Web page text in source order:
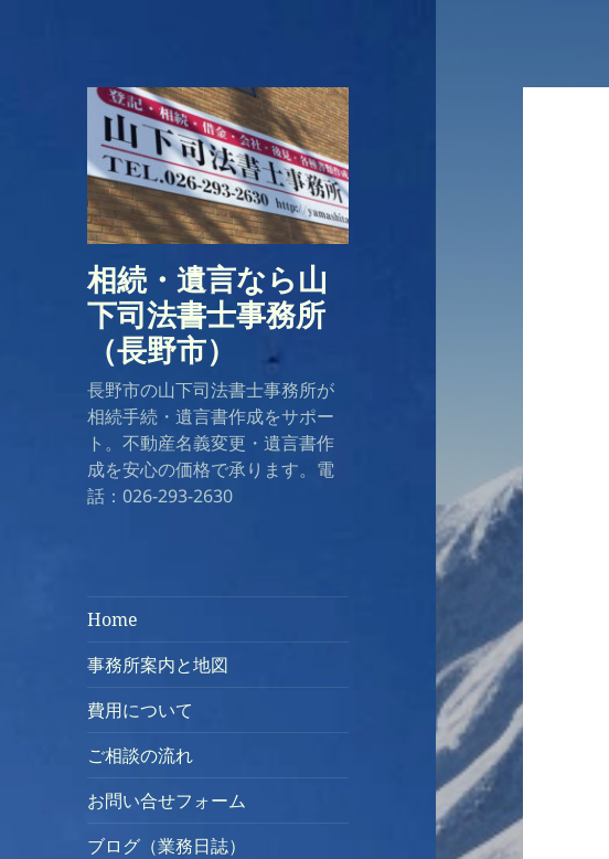
相続・遺言なら山
下司法書士事務所
（長野市）
長野市の山下司法書士事務所が
相続手続・遺言書作成をサポー
ト。不動産名義変更・遺言書作
成を安心の価格で承ります。電
話：026-293-2630
Home
事務所案内と地図
費用について
ご相談の流れ
お問い合せフォーム
ブログ（業務日誌）